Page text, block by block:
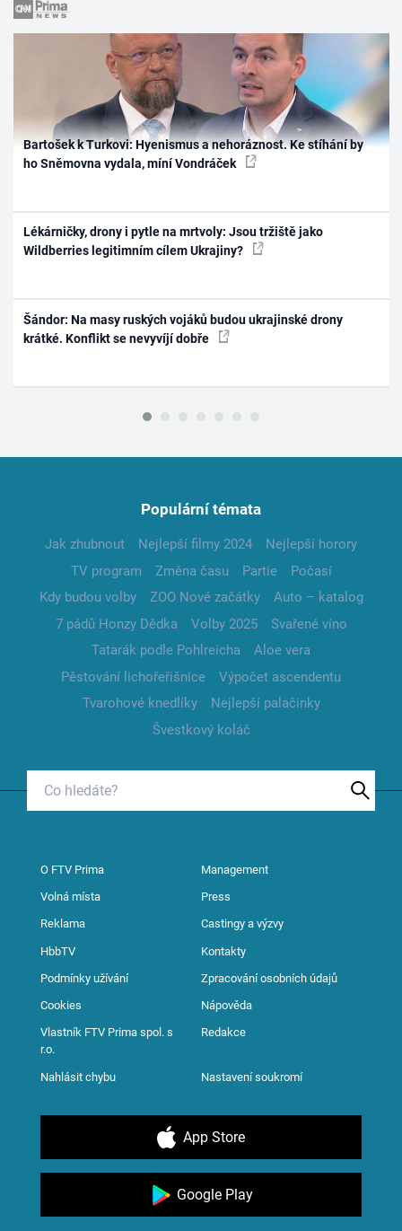
Bartošek k Turkovi: Hyenismus a nehoráznost. Ke stíhání by
ho Sněmovna vydala, míní Vondráček
Lékárničky, drony i pytle na mrtvoly: Jsou tržiště jako
Wildberries legitimním cílem Ukrajiny?
Šándor: Na masy ruských vojáků budou ukrajinské drony
krátké. Konflikt se nevyvíjí dobře
Populární témata
Jak zhubnout Nejlepší filmy 2024
Nejlepší horory
TV program
Změna času Partie
Počasí
Kdy budou volby
ZOO Nové začátky
Auto – katalog
7 pádů Honzy Dědka
Volby 2025
Svařené víno
Tatarák podle Pohlreicha
Aloe vera
Pěstování lichořeřišnice
Výpočet ascendentu
Tvarohové knedlíky
Nejlepší palačinky
Švestkový koláč
O FTV Prima Management
Volná místa Press
Reklama Castingy a výzvy
HbbTV Kontakty
Podmínky užívání Zpracování osobních údajů
Cookies Nápověda
Vlastník FTV Prima spol. s
r.o.
Redakce
Nahlásit chybu Nastavení soukromí
App Store
Google Play